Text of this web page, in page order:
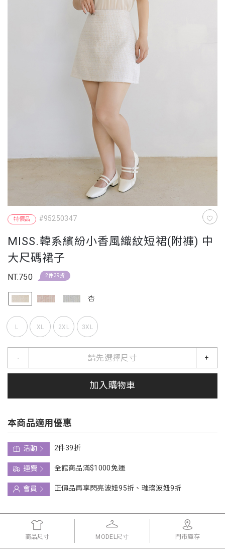
特價品 #95250347
MISS.韓系繽紛小香風織紋短裙(附褲) 中
大尺碼裙子
NT.750 2件39折
杏
L XL 2XL 3XL
請先選擇尺寸
- +
加入購物車
本商品適用優惠
活動
2件39折
運費
全館商品滿$1000免運
會員
正價品再享閃亮波妞95折、璀璨波妞9折
商品尺寸 MODEL尺寸 門市庫存